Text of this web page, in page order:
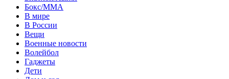
Бокс/MMA
В мире
В России
Вещи
Военные новости
Волейбол
Гаджеты
Дети